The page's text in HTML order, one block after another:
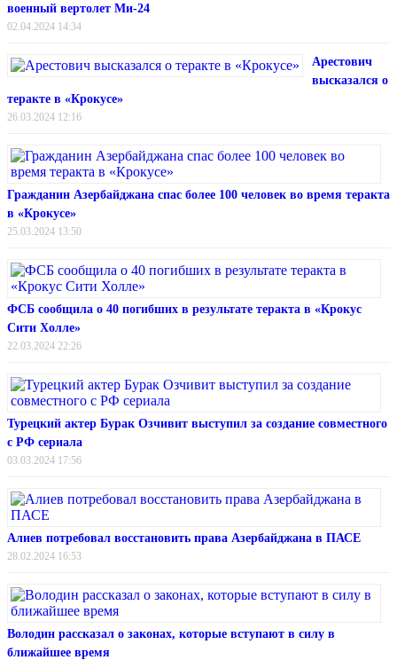
военный вертолет Ми-24
02.04.2024 14:34
Арестович
высказался о
теракте в «Крокусе»
26.03.2024 12:16
Гражданин Азербайджана спас более 100 человек во время теракта
в «Крокусе»
25.03.2024 13:50
ФСБ сообщила о 40 погибших в результате теракта в «Крокус
Сити Холле»
22.03.2024 22:26
Турецкий актер Бурак Озчивит выступил за создание совместного
с РФ сериала
03.03.2024 17:56
Алиев потребовал восстановить права Азербайджана в ПАСЕ
28.02.2024 16:53
Володин рассказал о законах, которые вступают в силу в
ближайшее время